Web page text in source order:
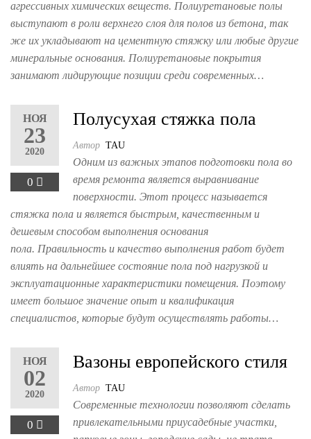
агрессивных химических веществ. Полиуретановые полы
выступают в роли верхнего слоя для полов из бетона, так
же их укладывают на цементную стяжку или любые другие
минеральные основания. Полиуретановые покрытия
занимают лидирующие позиции среди современных…
НОЯ
23
2020
0
Полусухая стяжка пола
Автор TAU
Одним из важных этапов подготовки пола во
время ремонта является выравнивание
поверхности. Этот процесс называется
стяжка пола и является быстрым, качественным и
дешевым способом выполнения основания
пола. Правильность и качество выполнения работ будет
влиять на дальнейшее состояние пола под нагрузкой и
эксплуатационные характеристики помещения. Поэтому
имеет большое значение опыт и квалификация
специалистов, которые будут осуществлять работы…
НОЯ
02
2020
0
Вазоны европейского стиля
Автор TAU
Современные технологии позволяют сделать
привлекательными приусадебные участки,